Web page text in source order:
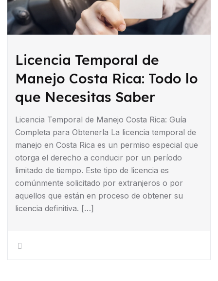
Licencia Temporal de
Manejo Costa Rica: Todo lo
que Necesitas Saber
Licencia Temporal de Manejo Costa Rica: Guía
Completa para Obtenerla La licencia temporal de
manejo en Costa Rica es un permiso especial que
otorga el derecho a conducir por un período
limitado de tiempo. Este tipo de licencia es
comúnmente solicitado por extranjeros o por
aquellos que están en proceso de obtener su
licencia definitiva. […]